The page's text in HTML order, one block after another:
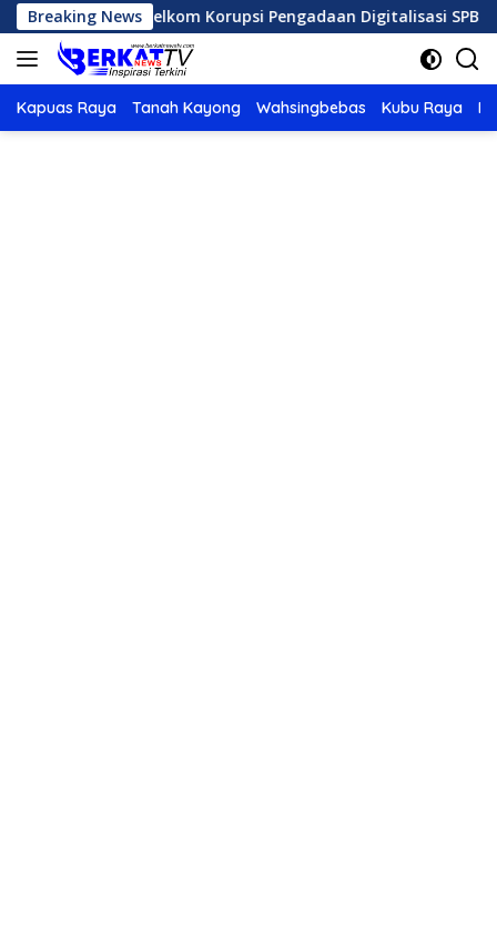
Langsung
ke
konten
Breaking News
Telkom Korupsi Pengadaan Digitalisasi SPBU
Kapuas Raya Tanah Kayong Wahsingbebas Kubu Raya